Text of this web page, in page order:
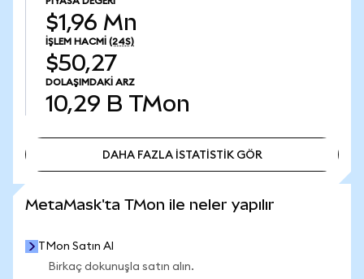
$1,96 Mn
İŞLEM HACMI (24S)
$50,27
DOLAŞIMDAKI ARZ
10,29 B TMon
DAHA FAZLA İSTATİSTİK GÖR
MetaMask'ta TMon ile neler yapılır
TMon Satın Al
Birkaç dokunuşla satın alın.